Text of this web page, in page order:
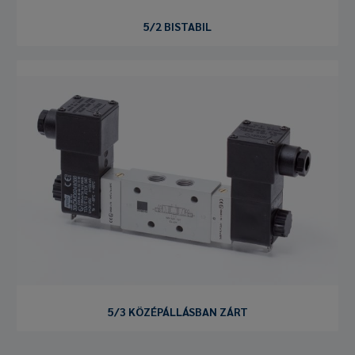
5/2 BISTABIL
5/3 KÖZÉPÁLLÁSBAN ZÁRT